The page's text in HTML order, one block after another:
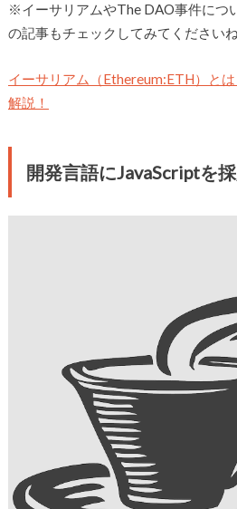
※イーサリアムやThe DAO事件につ
の記事もチェックしてみてくださいね
イーサリアム（Ethereum:ETH）と
解説！
開発言語にJavaScriptを